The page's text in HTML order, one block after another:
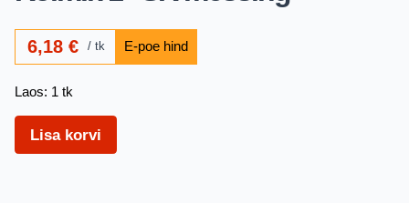
6,18€ tk
Laos: 1 tk
Lisa korvi